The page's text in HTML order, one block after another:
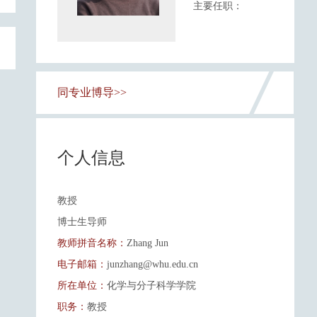
主要任职：
同专业博导>>
个人信息
教授
博士生导师
教师拼音名称： Zhang Jun
电子邮箱： junzhang@whu.edu.cn
所在单位： 化学与分子科学学院
职务： 教授